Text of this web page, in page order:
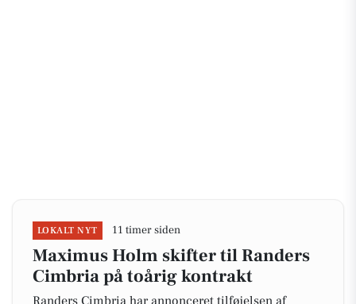
LOKALT NYT 11 timer siden
Maximus Holm skifter til Randers
Cimbria på toårig kontrakt
Randers Cimbria har annonceret tilføjelsen af